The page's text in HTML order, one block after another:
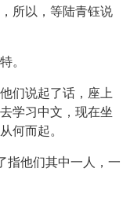
所以，等陆青钰说
。
们说起了话，座上
学习中文，现在坐
何而起。
指他们其中一人，一